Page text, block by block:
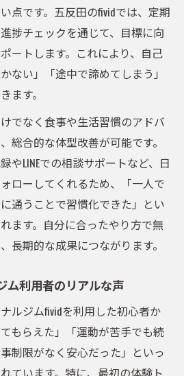
点です。五反田のfividでは、定期
捗チェックを通じて、目標に向
ートします。これにより、自己
ない」「途中で諦めてしまう」
ます。
でなく食事や生活習慣のアドバ
総合的な体型改善が可能です。
やLINEでの相談サポートなど、日
ローしてくれるため、「一人で
通うことで習慣化できた」とい
ます。自分に合ったやり方で無
長期的な成果につながります。
ム利用者のリアルな声
ルジムfividを利用した初心者か
もらえた」「運動が苦手でも続
制限がなく安心だった」といっ
ています。特に、最初の体験ト